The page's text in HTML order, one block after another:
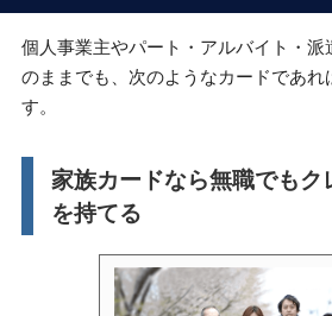
個人事業主やパート・アルバイト・
のままでも、次のようなカードであれ
す。
家族カードなら無職でもク
を持てる